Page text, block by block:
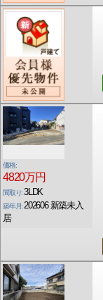
価格:
4820万円
間取り:3LDK
築年月: 202606 新築未入
居